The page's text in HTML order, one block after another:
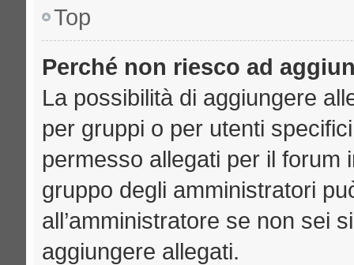
Top
Perché non riesco ad
La possibilità di aggiungere
per gruppi o per utenti
permesso allegati per il forum
gruppo degli amministratori
all’amministratore se non sei
aggiungere allegati.